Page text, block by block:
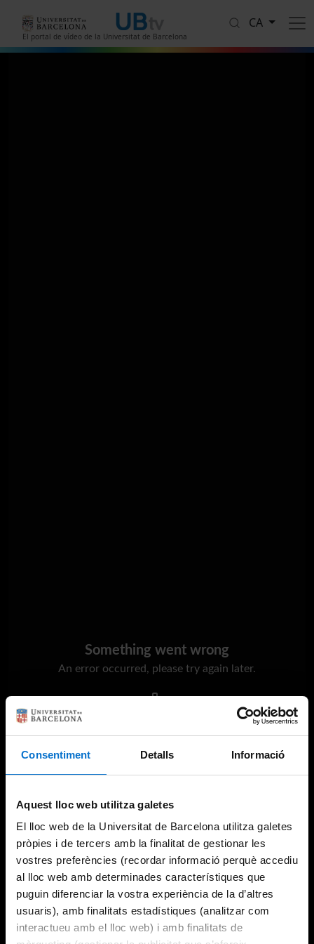
Consentiment Detalls Informació
Aquest lloc web utilitza galetes
El lloc web de la Universitat de Barcelona utilitza galetes
pròpies i de tercers amb la finalitat de gestionar les
vostres preferències (recordar informació perquè accediu
al lloc web amb determinades característiques que
puguin diferenciar la vostra experiència de la d’altres
usuaris), amb finalitats estadístiques (analitzar com
interactueu amb el lloc web) i amb finalitats de
El portal de vídeo de la Universitat de Barcelona
CA
Something went wrong
An error occurred, please try again later.